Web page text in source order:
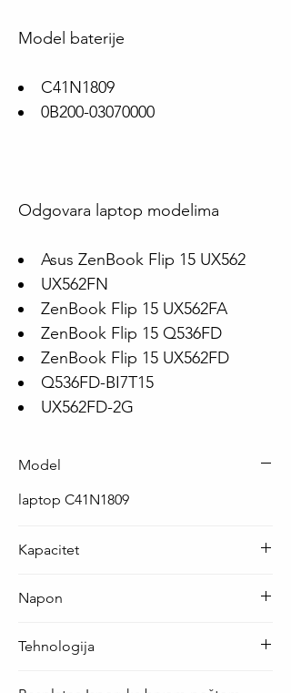
Model baterije
C41N1809
0B200-03070000
Odgovara laptop modelima
Asus ZenBook Flip 15 UX562
UX562FN
ZenBook Flip 15 UX562FA
ZenBook Flip 15 Q536FD
ZenBook Flip 15 UX562FD
Q536FD-BI7T15
UX562FD-2G
Model
laptop C41N1809
Kapacitet
Napon
Tehnologija